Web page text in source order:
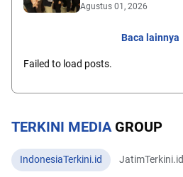
Agustus 01, 2026
Baca lainnya
Failed to load posts.
TERKINI MEDIAGROUP
IndonesiaTerkini.id JatimTerkini.id